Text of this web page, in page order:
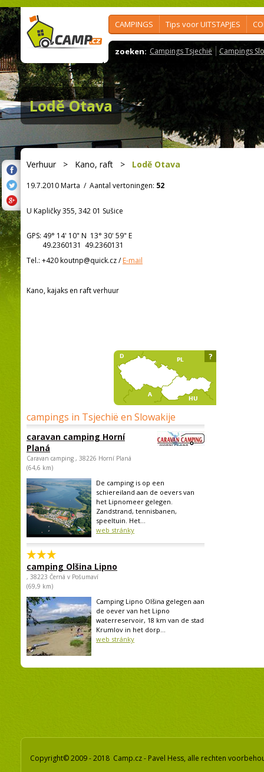
CAMPINGS Tips voor UITSTAPJES
zoeken: Campings Tsjechië Campings
Lodě Otava
Verhuur> Kano, raft > Lodě Otava
19.7.2010 Marta / Aantal vertoningen: 52
U Kapličky 355, 342 01 Sušice
GPS: 49° 14' 10" N 13° 30' 59" E
49.2360131 49.2360131
Tel.: +420 koutnp@quick.cz/E-mail
Kano, kajaks en raft verhuur
campings in Tsjechië en Slowakije
caravan camping Horní
Planá
Caravan camping , 38226 Horní Planá
(64,6 km)
De camping is op een
schiereiland aan de oevers van
het Lipnomeer gelegen.
Zandstrand, tennisbanen,
speeltuin. Het...
web stránky
camping Olšina Lipno
, 38223 Černá v Pošumaví
(69,9 km)
Camping Lipno Olšina gelegen aan
de oever van het Lipno
waterreservoir, 18 km van de stad
Krumlov in het dorp...
web stránky
?
Copyright© 2009 - 2018 Camp.cz - Pavel Hess, alle rechten